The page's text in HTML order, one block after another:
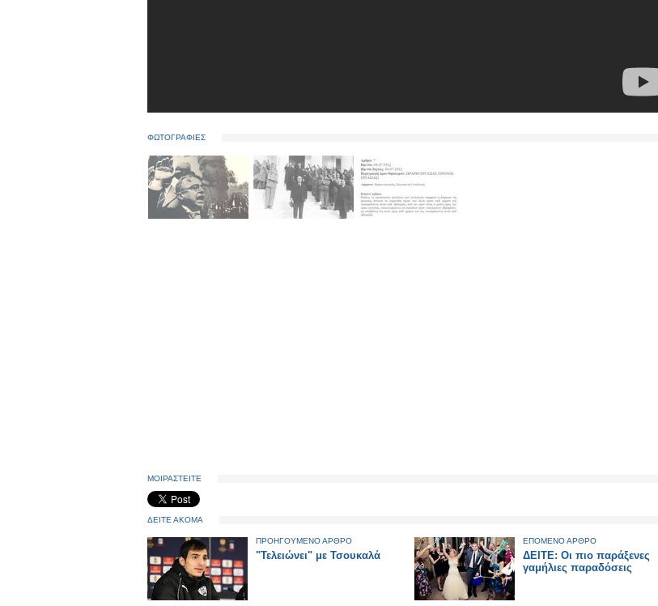
ΦΩΤΟΓΡΑΦΙΕΣ
ΜΟΙΡΑΣΤΕΙΤΕ
ΔΕΙΤΕ ΑΚΟΜΑ
ΠΡΟΗΓΟΥΜΕΝΟ ΑΡΘΡΟ
"Τελειώνει" με Τσουκαλά
ΕΠΟΜΕΝΟ ΑΡΘΡΟ
ΔΕΙΤΕ: Οι πιο παράξενες
γαμήλιες παραδόσεις